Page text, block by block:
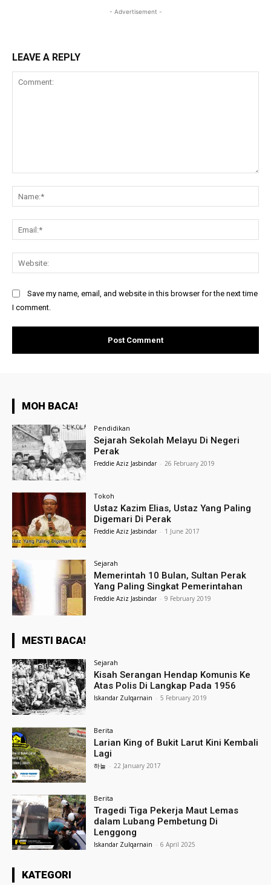
- Advertisement -
LEAVE A REPLY
Save my name, email, and website in this browser for the next time
I comment.
MOH BACA!
Pendidikan
Sejarah Sekolah Melayu Di Negeri
Perak
Freddie Aziz Jasbindar - 26 February 2019
Tokoh
Ustaz Kazim Elias, Ustaz Yang Paling
Digemari Di Perak
Freddie Aziz Jasbindar - 1 June 2017
Sejarah
Memerintah 10 Bulan, Sultan Perak
Yang Paling Singkat Pemerintahan
Freddie Aziz Jasbindar - 9 February 2019
MESTI BACA!
Sejarah
Kisah Serangan Hendap Komunis Ke
Atas Polis Di Langkap Pada 1956
Iskandar Zulqarnain - 5 February 2019
Berita
Larian King of Bukit Larut Kini Kembali
Lagi
하늘 - 22 January 2017
Berita
Tragedi Tiga Pekerja Maut Lemas
dalam Lubang Pembetung Di
Lenggong
Iskandar Zulqarnain - 6 April 2025
KATEGORI